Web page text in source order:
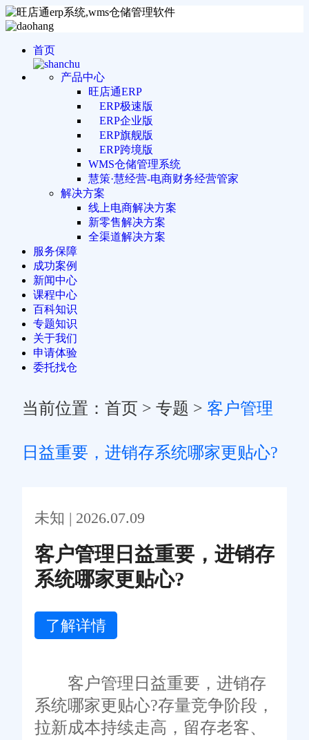
首页
产品中心
旺店通ERP
ERP极速版
ERP企业版
ERP旗舰版
ERP跨境版
WMS仓储管理系统
慧策·慧经营-电商财务经营管家
解决方案
线上电商解决方案
新零售解决方案
全渠道解决方案
服务保障
成功案例
新闻中心
课程中心
百科知识
专题知识
关于我们
申请体验
委托找仓
当前位置： 首页 > 专题 > 客户管理
日益重要，进销存系统哪家更贴心?
未知 | 2026.07.09
客户管理日益重要，进销存
系统哪家更贴心?
了解详情
客户管理日益重要，进销存
系统哪家更贴心?存量竞争阶段，
拉新成本持续走高，留存老客、